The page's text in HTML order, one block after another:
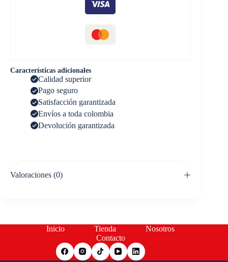
Características adicionales
Calidad superior
Pago seguro
Satisfacción garantizada
Envíos a toda colombia
Devolución garantizada
Valoraciones (0)
Inicio Tienda
Nosotros
Contacto